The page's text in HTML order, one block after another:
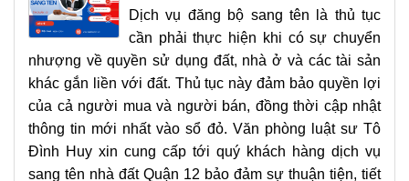
Dịch vụ đăng bộ sang tên là thủ tục
cần phải thực hiện khi có sự chuyển
nhượng về quyền sử dụng đất, nhà ở và các tài sản
khác gắn liền với đất. Thủ tục này đảm bảo quyền lợi
của cả người mua và người bán, đồng thời cập nhật
thông tin mới nhất vào sổ đỏ. Văn phòng luật sư Tô
Đình Huy xin cung cấp tới quý khách hàng dịch vụ
sang tên nhà đất Quận 12 bảo đảm sự thuận tiện, tiết